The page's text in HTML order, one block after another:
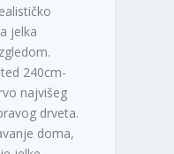
jelka
240cm-
najvišeg
drveta.
doma,